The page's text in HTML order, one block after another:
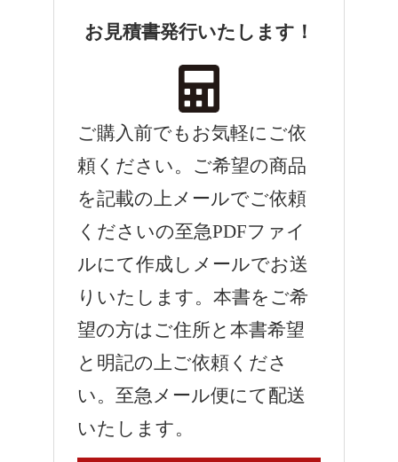
お見積書発行いたします！
ご購入前でもお気軽にご依
頼ください。ご希望の商品
を記載の上メールでご依頼
くださいの至急PDFファイ
ルにて作成しメールでお送
りいたします。本書をご希
望の方はご住所と本書希望
と明記の上ご依頼くださ
い。至急メール便にて配送
いたします。